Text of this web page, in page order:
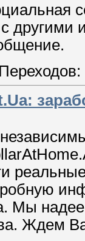
Переходов:
Мы
Ждем